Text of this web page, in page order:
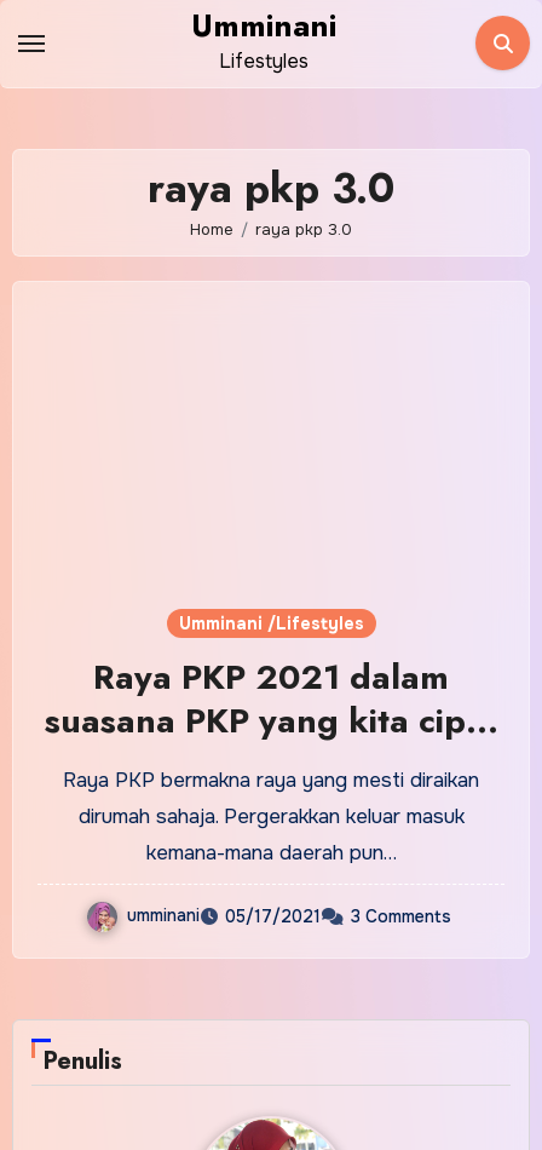
content
Umminani
Lifestyles
raya pkp 3.0
Home raya pkp 3.0
Umminani /Lifestyles
Raya PKP 2021 dalam
suasana PKP yang kita cipta
kemeriahannya
Raya PKP bermakna raya yang mesti diraikan
dirumah sahaja. Pergerakkan keluar masuk
kemana-mana daerah pun…
umminani 05/17/2021 3 Comments
Penulis